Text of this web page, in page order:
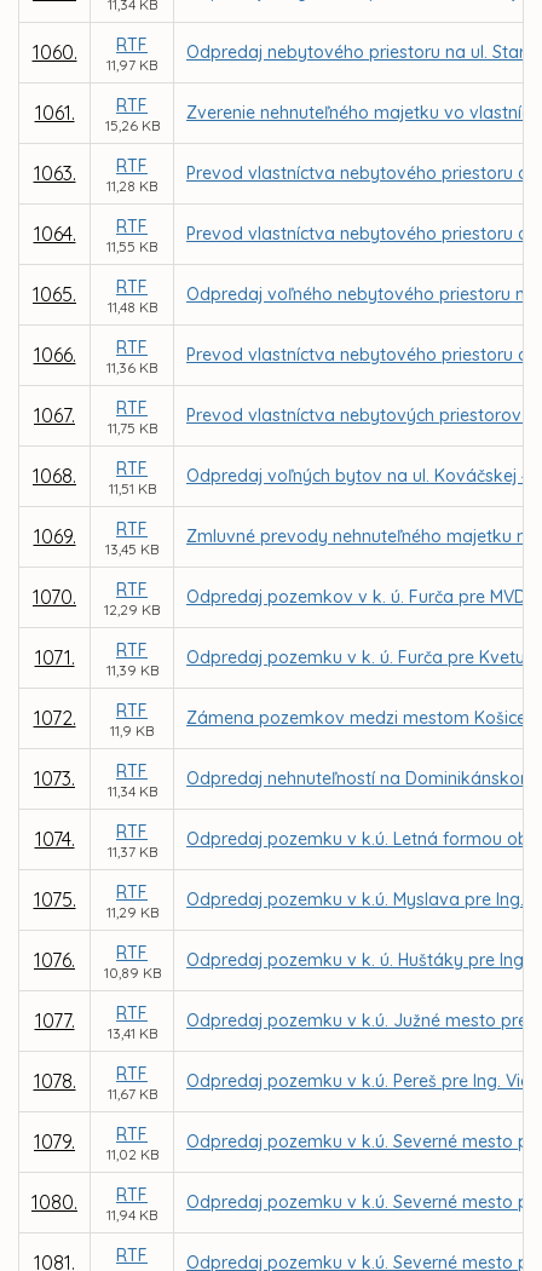
11,34 KB
1060. RTF
11,97 KB
Odpredaj nebytového priestoru na ul.
1061. RTF
15,26 KB
Zverenie nehnuteľného majetku vo
1063. RTF
11,28 KB
Prevod vlastníctva nebytového priestoru a
1064. RTF
11,55 KB
Prevod vlastníctva nebytového priestoru a
1065. RTF
11,48 KB
Odpredaj voľného nebytového priestoru na
1066. RTF
11,36 KB
Prevod vlastníctva nebytového priestoru a
1067. RTF
11,75 KB
Prevod vlastníctva nebytových priestorov
1068. RTF
11,51 KB
Odpredaj voľných bytov na ul. Kováčskej
1069. RTF
13,45 KB
Zmluvné prevody nehnuteľného majetku
1070. RTF
12,29 KB
Odpredaj pozemkov v k. ú. Furča pre
1071. RTF
11,39 KB
Odpredaj pozemku v k. ú. Furča pre Kvetu
1072. RTF
11,9 KB
Zámena pozemkov medzi mestom Košice
1073. RTF
11,34 KB
Odpredaj nehnuteľností na Dominikánskom
1074. RTF
11,37 KB
Odpredaj pozemku v k.ú. Letná formou
1075. RTF
11,29 KB
Odpredaj pozemku v k.ú. Myslava pre Ing.
1076. RTF
10,89 KB
Odpredaj pozemku v k. ú. Huštáky pre Ing.
1077. RTF
13,41 KB
Odpredaj pozemku v k.ú. Južné mesto pre
1078. RTF
11,67 KB
Odpredaj pozemku v k.ú. Pereš pre Ing.
1079. RTF
11,02 KB
Odpredaj pozemku v k.ú. Severné mesto pre
1080. RTF
11,94 KB
Odpredaj pozemku v k.ú. Severné mesto
1081. RTF Odpredaj pozemku v k.ú. Severné mesto